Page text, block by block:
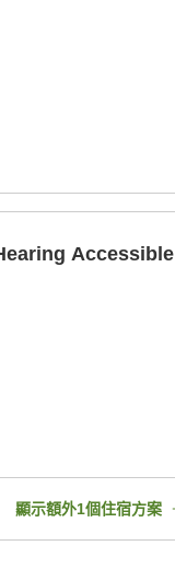
Accessible
顯示額外1個住宿方案